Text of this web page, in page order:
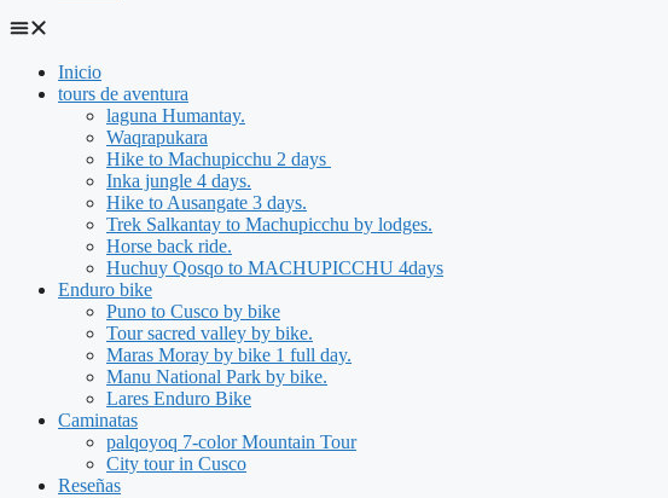
Inicio
tours de aventura
laguna Humantay.
Waqrapukara
Hike to Machupicchu 2 days
Inka jungle 4 days.
Hike to Ausangate 3 days.
Trek Salkantay to Machupicchu by lodges.
Horse back ride.
Huchuy Qosqo to MACHUPICCHU 4days
Enduro bike
Puno to Cusco by bike
Tour sacred valley by bike.
Maras Moray by bike 1 full day.
Manu National Park by bike.
Lares Enduro Bike
Caminatas
palqoyoq 7-color Mountain Tour
City tour in Cusco
Reseñas